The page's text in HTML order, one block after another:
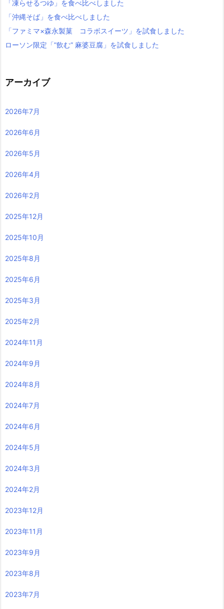
「凍らせるつゆ」を食べ比べしました
「沖縄そば」を食べ比べしました
「ファミマ×森永製菓 コラボスイーツ」を試食しました
ローソン限定「”飲む” 麻婆豆腐」を試食しました
アーカイブ
2026年7月
2026年6月
2026年5月
2026年4月
2026年2月
2025年12月
2025年10月
2025年8月
2025年6月
2025年3月
2025年2月
2024年11月
2024年9月
2024年8月
2024年7月
2024年6月
2024年5月
2024年3月
2024年2月
2023年12月
2023年11月
2023年9月
2023年8月
2023年7月